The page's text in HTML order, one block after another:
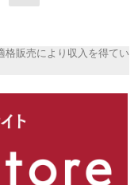
格販売により収入を得てい